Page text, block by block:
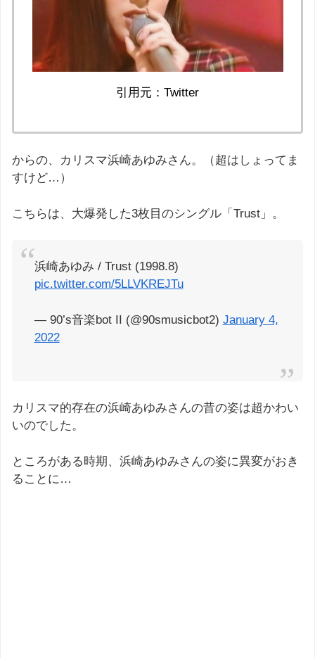
引用元：Twitter
からの、カリスマ浜崎あゆみさん。（超はしょってま
すけど…）
こちらは、大爆発した3枚目のシングル「Trust」。
浜崎あゆみ / Trust (1998.8)
pic.twitter.com/5LLVKREJTu
— 90’s音楽bot II (@90smusicbot2) January 4,
2022
カリスマ的存在の浜崎あゆみさんの昔の姿は超かわい
いのでした。
ところがある時期、浜崎あゆみさんの姿に異変がおき
ることに…